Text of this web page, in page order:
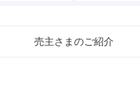
売主さまのご紹介